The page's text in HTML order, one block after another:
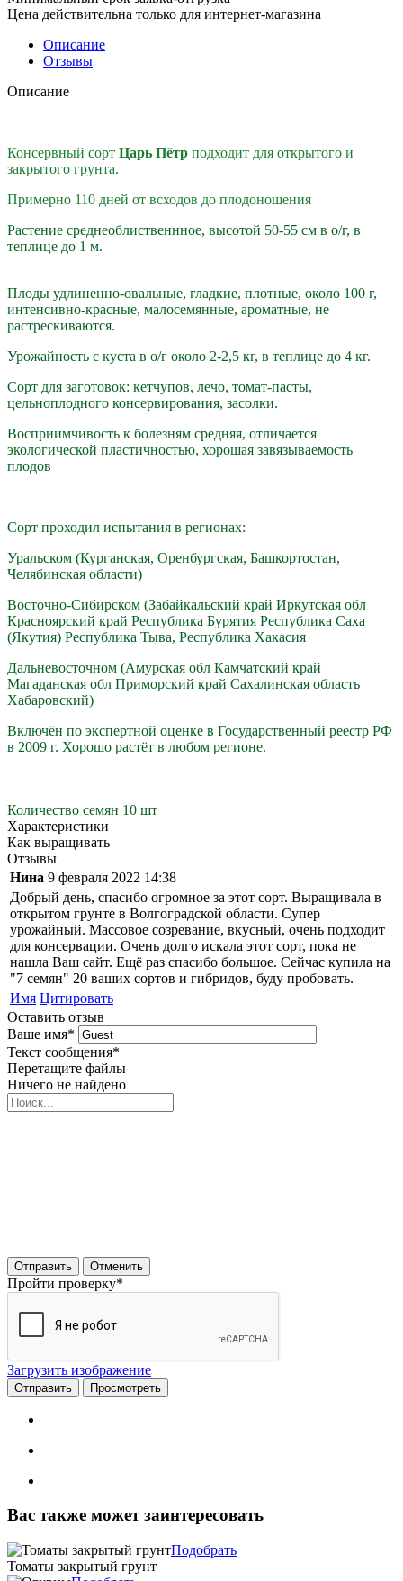
Цена действительна только для интернет-магазина
Описание
Отзывы
Описание
Консервный сорт Царь Пётр подходит для открытого и
закрытого грунта.
Примерно 110 дней от всходов до плодоношения
Растение среднеоблиственнное, высотой 50-55 см в о/г, в
теплице до 1 м.
Плоды удлиненно-овальные, гладкие, плотные, около 100 г,
интенсивно-красные, малосемянные, ароматные, не
растрескиваются.
Урожайность с куста в о/г около 2-2,5 кг, в теплице до 4 кг.
Сорт для заготовок: кетчупов, лечо, томат-пасты,
цельноплодного консервирования, засолки.
Восприимчивость к болезням средняя, отличается
экологической пластичностью, хорошая завязываемость
плодов
Сорт проходил испытания в регионах:
Уральском (Курганская, Оренбургская, Башкортостан,
Челябинская области)
Восточно-Сибирском (Забайкальский край Иркутская обл
Красноярский край Республика Бурятия Республика Саха
(Якутия) Республика Тыва, Республика Хакасия
Дальневосточном (Амурская обл Камчатский край
Магаданская обл Приморский край Сахалинская область
Хабаровский)
Включён по экспертной оценке в Государственный реестр РФ
в 2009 г. Хорошо растёт в любом регионе.
Количество семян 10 шт
Характеристики
Как выращивать
Отзывы
Нина 9 февраля 2022 14:38
Добрый день, спасибо огромное за этот сорт. Выращивала в
открытом грунте в Волгоградской области. Супер
урожайный. Массовое созревание, вкусный, очень подходит
для консервации. Очень долго искала этот сорт, пока не
нашла Ваш сайт. Ещё раз спасибо большое. Сейчас купила на
"7 семян" 20 ваших сортов и гибридов, буду пробовать.
Имя Цитировать
Оставить отзыв
Ваше имя*
Текст сообщения*
Перетащите файлы
Ничего не найдено
Отправить Отменить
Пройти проверку*
Загрузить изображение
Вас также может заинтересовать
Томаты закрытый грунт
Подобрать